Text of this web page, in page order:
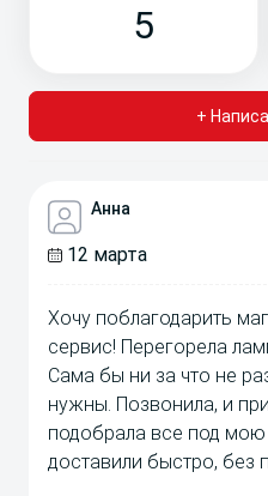
+
5
Анна
12 марта
Хочу поблагодарить
сервис! Перегорела
Сама бы ни за что не
нужны. Позвонила, и
подобрала все под
доставили быстро, без